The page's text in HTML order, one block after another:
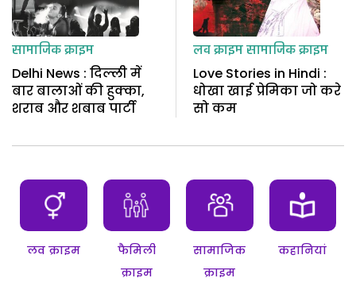
सामाजिक क्राइम
Delhi News : दिल्ली में
बार बालाओं की हुक्का,
शराब और शबाब पार्टी
लव क्राइमसामाजिक क्राइम
Love Stories in Hindi :
धोखा खाई प्रेमिका जो करे
सो कम
लव क्राइम
फैमिली
क्राइम
सामाजिक
क्राइम
कहानियां